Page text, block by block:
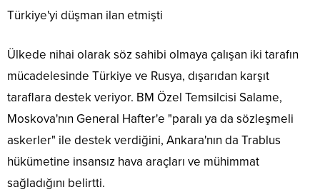
Türkiye'yi düşman ilan etmişti
Ülkede nihai olarak söz sahibi olmaya çalışan iki tarafın
mücadelesinde Türkiye ve Rusya, dışarıdan karşıt
taraflara destek veriyor. BM Özel Temsilcisi Salame,
Moskova'nın General Hafter'e "paralı ya da sözleşmeli
askerler" ile destek verdiğini, Ankara'nın da Trablus
hükümetine insansız hava araçları ve mühimmat
sağladığını belirtti.